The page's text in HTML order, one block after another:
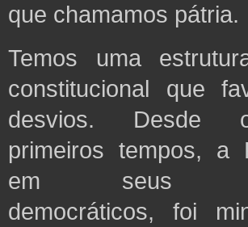
que chamamos pátria.
Temos uma
constitucional que
desvios. Desde
primeiros tempos, a
em seus
democráticos, foi